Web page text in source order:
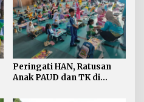
Peringati HAN, Ratusan
Anak PAUD dan TK di
Lomba Menggambar dan